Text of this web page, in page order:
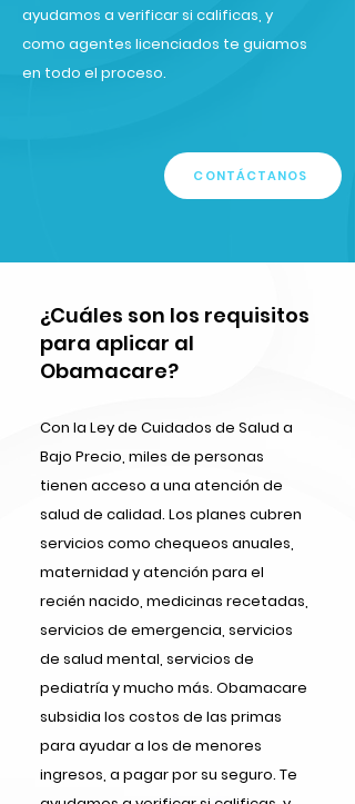
ayudamos a verificar si calificas, y
como agentes licenciados te guiamos
en todo el proceso.
CONTÁCTANOS
¿Cuáles son los requisitos
para aplicar al
Obamacare?
Con la Ley de Cuidados de Salud a
Bajo Precio, miles de personas
tienen acceso a una atención de
salud de calidad. Los planes cubren
servicios como chequeos anuales,
maternidad y atención para el
recién nacido, medicinas recetadas,
servicios de emergencia, servicios
de salud mental, servicios de
pediatría y mucho más. Obamacare
subsidia los costos de las primas
para ayudar a los de menores
ingresos, a pagar por su seguro. Te